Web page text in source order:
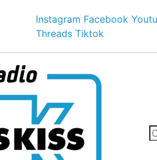
Instagram Facebook
Threads Tiktok